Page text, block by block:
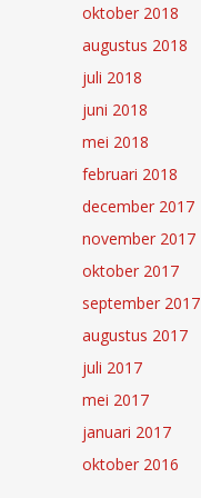
oktober 2018
augustus 2018
juli 2018
juni 2018
mei 2018
februari 2018
december 2017
november 2017
oktober 2017
september 2017
augustus 2017
juli 2017
mei 2017
januari 2017
oktober 2016